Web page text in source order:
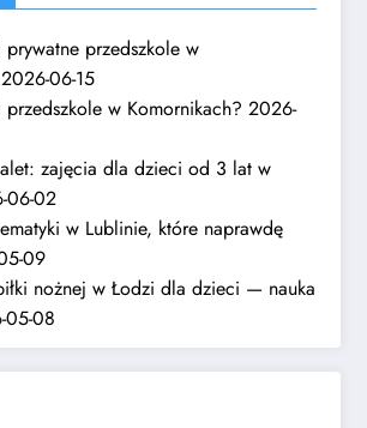
prywatne przedszkole w
2026-06-15
przedszkole w Komornikach? 2026-
zajęcia dla dzieci od 3 lat w
06-02
w Lublinie, które naprawdę
09
nożnej w Łodzi dla dzieci — nauka
05-08